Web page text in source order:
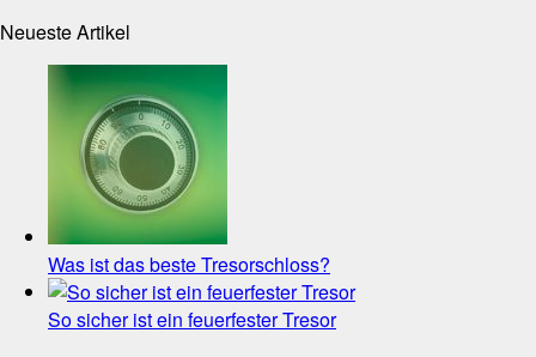
Neueste Artikel
Was ist das beste Tresorschloss?
So sicher ist ein feuerfester Tresor